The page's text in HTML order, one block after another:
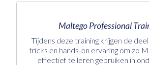
Maltego Professional
Tijdens deze training krijgen de
tricks en hands-on ervaring om zo
effectief te leren gebruiken in